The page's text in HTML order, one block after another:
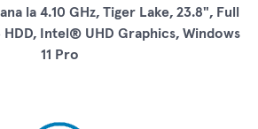
la 4.10 GHz, Tiger Lake, 23.8", Full
HDD, Intel® UHD Graphics, Windows
11 Pro